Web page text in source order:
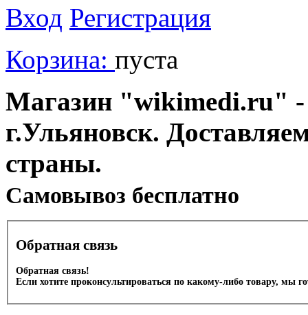
Вход Регистрация
Корзина: пуста
Магазин "wikimedi.ru" -
г.Ульяновск.
страны.
Cамовывоз бесплатно
Обратная связь
Обратная связь!
Если хотите проконсультироваться по какому-либо товару, мы